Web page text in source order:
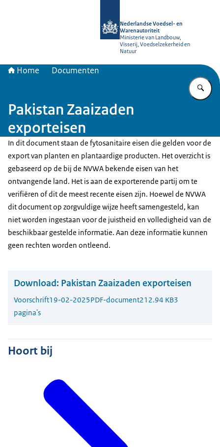
Nederlandse Voedsel- en
Warenautoriteit
Ministerie van Landbouw,
Visserij, Voedselzekerheid en
Natuur
Home Documenten
Pakistan Zaaizaden
exporteisen
In dit document staan de fytosanitaire eisen die gelden voor de
export van planten en plantaardige producten. Het overzicht is
gebaseerd op de bij de NVWA bekende eisen van het
ontvangende land. Het is aan de exporterende partij om te
verifiëren of dit de meest recente eisen zijn. Hoewel de NVWA
dit document op zorgvuldige wijze heeft samengesteld, kan
niet worden ingestaan voor de juistheid en volledigheid van de
beschikbaar gestelde informatie. Aan deze informatie kunnen
geen rechten worden ontleend.
Download: Pakistan Zaaizaden exporteisen
Voorschrift19-02-2025PDF-document212.94 KB3
pagina's
Hoort bij